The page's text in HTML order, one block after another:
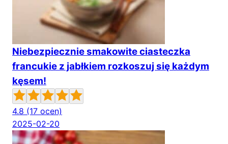
Niebezpiecznie smakowite ciasteczka
francukie z jabłkiem rozkoszuj się każdym
kęsem!
4.8 (17 ocen)
2025-02-20